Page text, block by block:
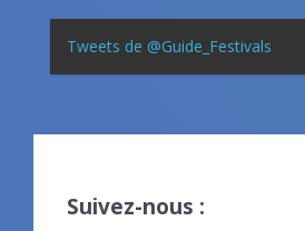
Tweets de @Guide_Festivals
Suivez-nous :